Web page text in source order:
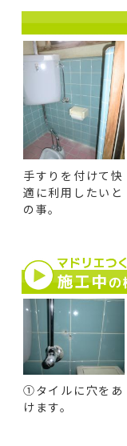
手すりを付けて快
適に利用したいと
の事。
①タイルに穴をあ
けます。